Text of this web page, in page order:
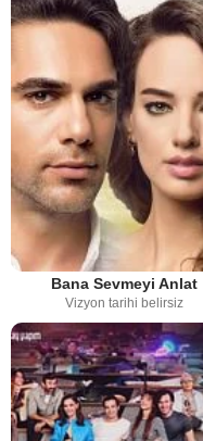
Bana Sevmeyi Anlat
Vizyon tarihi belirsiz